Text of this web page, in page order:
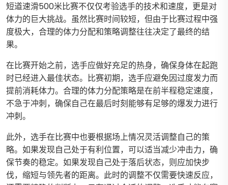
短道速滑500米比赛不仅仅考验选手的技术和速度，更是对
体力的巨大挑战。虽然比赛时间较短，但由于比赛过程中强
度极大，合理的体力分配和策略调整往往决定了最终的结
果。
在比赛开始之前，选手应做好充足的热身，确保身体在起跑
时已经进入最佳状态。比赛初期，选手应避免因过度发力而
提前消耗体力。合理的体力分配策略是在前半程稳定速度，
不急于冲刺，确保自己在最后时刻能够有足够的爆发力进行
冲刺。
此外，选手在比赛中也要根据场上情况灵活调整自己的策
略。如果发现自己处于有利位置，可以适当减少冲击力，确
保节奏的稳定。如果发现自己处于落后状态，则应加快步
伐，缩短与领先者的距离。此时的调整不仅需要快速反应，